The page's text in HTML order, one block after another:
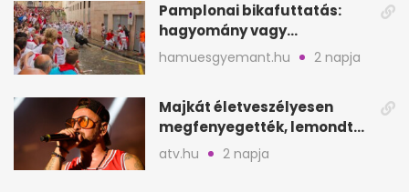
Pamplonai bikafuttatás:
hagyomány vagy
értelmetlen vérontás?
hamuesgyemant.hu 2 napja
Majkát életveszélyesen
megfenyegették, lemondta
a sepsiszentgyörgyi
atv.hu 2 napja